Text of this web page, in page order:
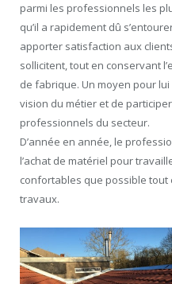
parmi les professionnels les
qu’il a rapidement dû
apporter satisfaction aux
sollicitent, tout en conservant
de fabrique. Un moyen pour
vision du métier et de
professionnels du secteur.
D’année en année, le
l’achat de matériel pour
confortables que possible tout
travaux.